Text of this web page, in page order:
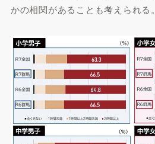
かの相関があることも考えられる。